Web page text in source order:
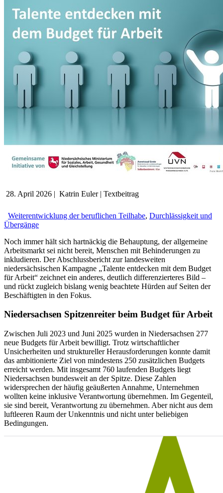
28. April 2026 | Katrin Euler| Textbeitrag
Weiterentwicklung der beruflichen Teilhabe, Durchlässigkeit und
Übergänge
Noch immer hält sich hartnäckig die Behauptung, der allgemeine
Arbeitsmarkt sei nicht bereit, Menschen mit Behinderungen zu
inkludieren. Der Abschlussbericht zur landesweiten
niedersächsischen Kampagne „Talente entdecken mit dem Budget
für Arbeit“ zeichnet ein anderes, deutlich differenzierteres Bild –
und rückt zugleich bislang wenig beachtete Hürden auf Seiten der
Beschäftigten in den Fokus.
Niedersachsen Spitzenreiter beim Budget für Arbeit
Zwischen Juli 2023 und Juni 2025 wurden in Niedersachsen 277
neue Budgets für Arbeit bewilligt. Trotz wirtschaftlicher
Unsicherheiten und struktureller Herausforderungen konnte damit
das ambitionierte Ziel von mindestens 250 zusätzlichen Budgets
erreicht werden. Mit insgesamt 760 laufenden Budgets liegt
Niedersachsen bundesweit an der Spitze. Diese Zahlen
widersprechen der häufig geäußerten Annahme, Unternehmen
wollten keine inklusive Verantwortung übernehmen. Im Gegenteil,
sie sind bereit, Verantwortung zu übernehmen. Aber nicht aus dem
luftleeren Raum der Unkenntnis und nicht unter beliebigen
Bedingungen.